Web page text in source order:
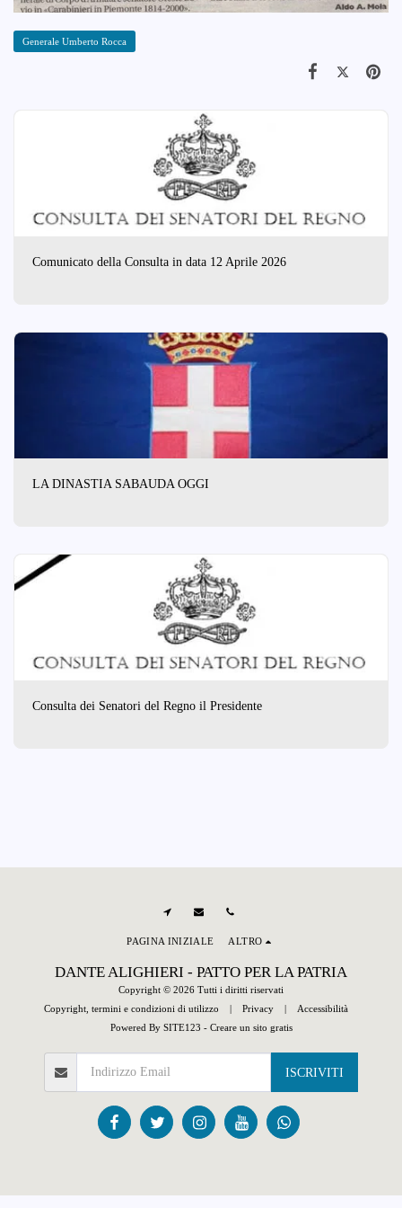
Generale Umberto Rocca
Comunicato della Consulta in data 12 Aprile 2026
LA DINASTIA SABAUDA OGGI
Consulta dei Senatori del Regno il Presidente
DANTE ALIGHIERI - PATTO PER LA PATRIA
Copyright © 2026 Tutti i diritti riservati
Copyright, termini e condizioni di utilizzo
Privacy|
Accessibilità
Powered By SITE123 - Creare un sito gratis
PAGINA INIZIALE ALTRO
ISCRIVITI